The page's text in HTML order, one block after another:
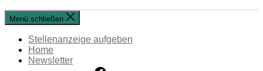
Menü schließen
Stellenanzeige aufgeben
Home
Newsletter